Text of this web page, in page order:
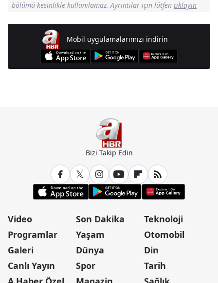
bölümü kesinlikle kullanılamaz. Ayrıntılar için lütfen tıklayın
Mobil uygulamalarımızı indirin
Bizi Takip Edin
Video
Programlar
Galeri
Canlı Yayın
Son Dakika
Yaşam
Dünya
Spor
Teknoloji
Otomobil
Din
Tarih